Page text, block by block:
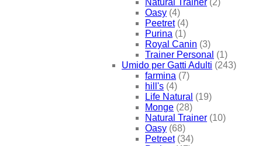
Natural Trainer (2)
Oasy (4)
Peetret (4)
Purina (1)
Royal Canin (3)
Trainer Personal (1)
Umido per Gatti Adulti (243)
farmina (7)
hill's (4)
Life Natural (19)
Monge (28)
Natural Trainer (10)
Oasy (68)
Petreet (34)